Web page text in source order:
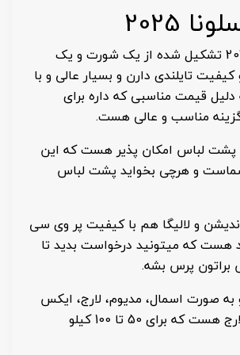
2025
کیت بارسلونا 2025 تشکیل شده از یک شورت و یک
تایلندی دارن و بسیار عالی و با
قیمت مناسبی که داره برای
مناسب و عالی هست.
لباس امکان پذیر هست که این
و هرچی بخواید پشت لباس
فاندیشن و لالیگا هم با کیفیت پر وی سی
هست که میتونید درخواست بدید تا
پرس بشه.
به صورت اسمال، مدیوم، لارج، ایکس
لارج و دوایکس لارج هست که برای 50 تا 100 کیلو